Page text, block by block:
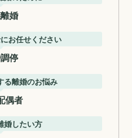
婚
お任せください
停
る離婚のお悩み
偶者
婚したい方